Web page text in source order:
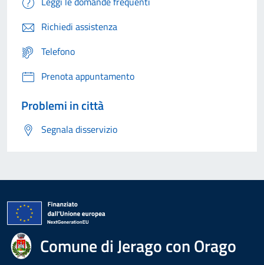
Richiedi assistenza
Telefono
Prenota appuntamento
Problemi in città
Segnala disservizio
Comune di Jerago con Orago